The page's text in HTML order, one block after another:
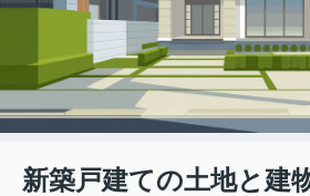
新築戸建ての土地と建